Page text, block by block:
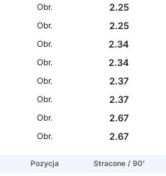
Obr.
2.25
Obr.
2.25
Obr.
2.34
Obr.
2.34
Obr.
2.37
Obr.
2.37
Obr.
2.67
Obr. 2.67
Pozycja Stracone / 90'